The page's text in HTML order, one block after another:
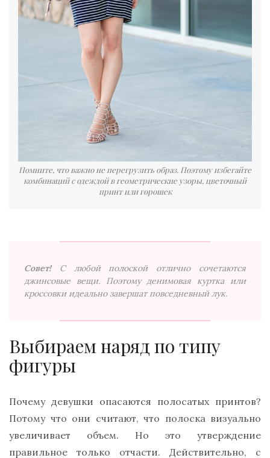
Помните, что важно не перегрузить образ. Поэтому избегайте
комбинаций с одеждой в геометрические узоры, цветочный
принт или горошек
Совет!
С любой полоской отлично сочетаются
джинсовые вещи. Поэтому денимовая куртка или
кроссовки идеально завершат повседневный лук.
Выбираем наряд по типу
фигуры
Почему девушки опасаются полосатых принтов?
Потому что они считают, что полоска визуально
увеличивает объем. Но это утверждение
правильное только отчасти. Действительно, с